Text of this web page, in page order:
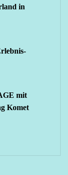
in
mit
Komet